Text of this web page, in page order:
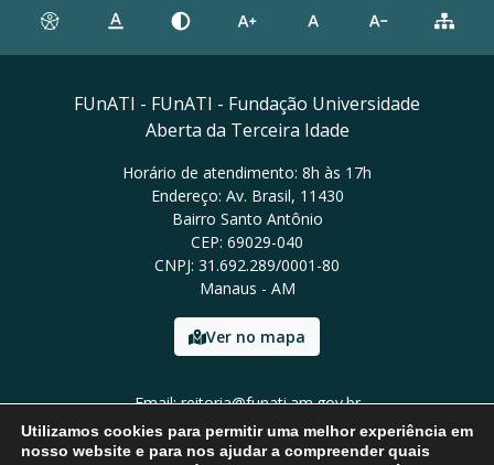
FUnATI - FUnATI - Fundação Universidade
Aberta da Terceira Idade
Horário de atendimento: 8h às 17h
Endereço: Av. Brasil, 11430
Bairro Santo Antônio
CEP: 69029-040
CNPJ: 31.692.289/0001-80
Manaus - AM
Ver no mapa
Email: reitoria@funati.am.gov.br
Tel: (92)98112-5295
Utilizamos cookies para permitir uma melhor experiência em
nosso website e para nos ajudar a compreender quais